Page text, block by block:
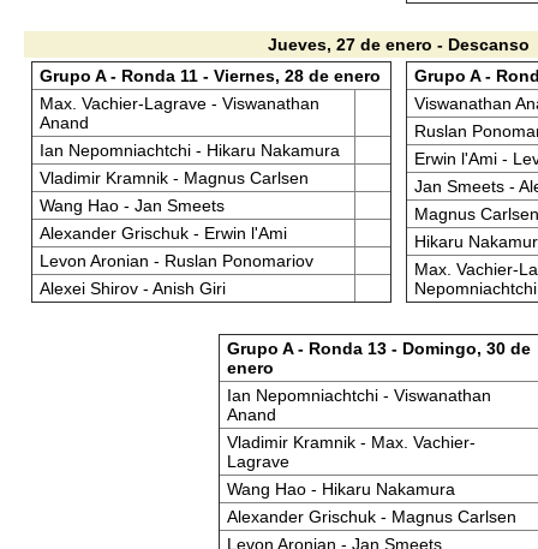
Jueves, 27 de enero - Descanso
Grupo A - Ronda 11 - Viernes, 28 de enero
Max. Vachier-Lagrave - Viswanathan
Anand
Ian Nepomniachtchi - Hikaru Nakamura
Vladimir Kramnik - Magnus Carlsen
Wang Hao - Jan Smeets
Alexander Grischuk - Erwin l'Ami
Levon Aronian - Ruslan Ponomariov
Alexei Shirov - Anish Giri
Grupo A -
Viswanathan
Ruslan
Erwin l'Ami -
Jan Smeets -
Magnus
Hikaru
Max. Vachier-
Nepomniachtchi
Grupo A - Ronda 13 - Domingo, 30 de
enero
Ian Nepomniachtchi - Viswanathan
Anand
Vladimir Kramnik - Max. Vachier-
Lagrave
Wang Hao - Hikaru Nakamura
Alexander Grischuk - Magnus Carlsen
Levon Aronian - Jan Smeets